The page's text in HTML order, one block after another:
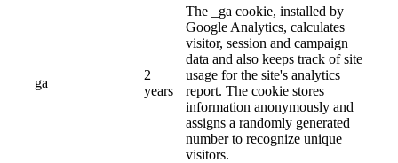
_ga
2
years
The _ga cookie, installed by
Google Analytics, calculates
visitor, session and campaign
data and also keeps track of site
usage for the site's analytics
report. The cookie stores
information anonymously and
assigns a randomly generated
number to recognize unique
visitors.